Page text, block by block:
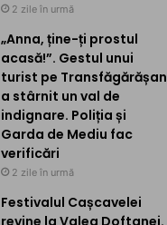
2 zile în urmă
„Anna, ține-ți prostul
acasă!”. Gestul unui
turist pe Transfăgărășan
a stârnit un val de
indignare. Poliția și
Garda de Mediu fac
verificări
2 zile în urmă
Festivalul Cașcavelei
revine la Valea Doftanei.